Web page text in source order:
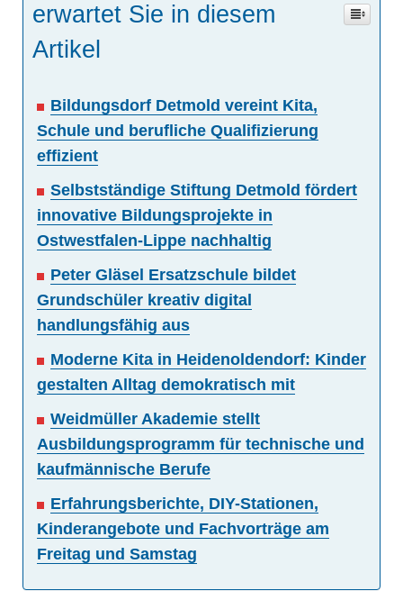
erwartet Sie in diesem
Artikel
Bildungsdorf Detmold vereint Kita,
Schule und berufliche Qualifizierung
effizient
Selbstständige Stiftung Detmold fördert
innovative Bildungsprojekte in
Ostwestfalen-Lippe nachhaltig
Peter Gläsel Ersatzschule bildet
Grundschüler kreativ digital
handlungsfähig aus
Moderne Kita in Heidenoldendorf: Kinder
gestalten Alltag demokratisch mit
Weidmüller Akademie stellt
Ausbildungsprogramm für technische und
kaufmännische Berufe
Erfahrungsberichte, DIY-Stationen,
Kinderangebote und Fachvorträge am
Freitag und Samstag